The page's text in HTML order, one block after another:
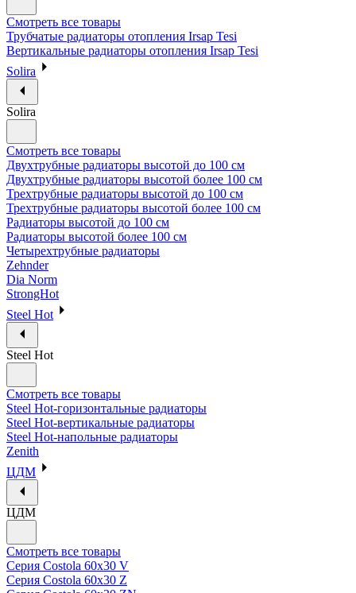
Смотреть все товары
Трубчатые радиаторы отопления Irsap Tesi
Вертикальные радиаторы отопления Irsap Tesi
Solira
Solira
Смотреть все товары
Двухтрубные радиаторы высотой до 100 см
Двухтрубные радиаторы высотой более 100 см
Трехтрубные радиаторы высотой до 100 см
Трехтрубные радиаторы высотой более 100 см
Радиаторы высотой до 100 см
Радиаторы высотой более 100 см
Четырехтрубные радиаторы
Zehnder
Dia Norm
StrongHot
Steel Hot
Steel Hot
Смотреть все товары
Steel Hot-горизонтальные радиаторы
Steel Hot-вертикальные радиаторы
Steel Hot-напольные радиаторы
Zenith
ЦДМ
ЦДМ
Смотреть все товары
Серия Costola 60х30 V
Серия Costola 60х30 Z